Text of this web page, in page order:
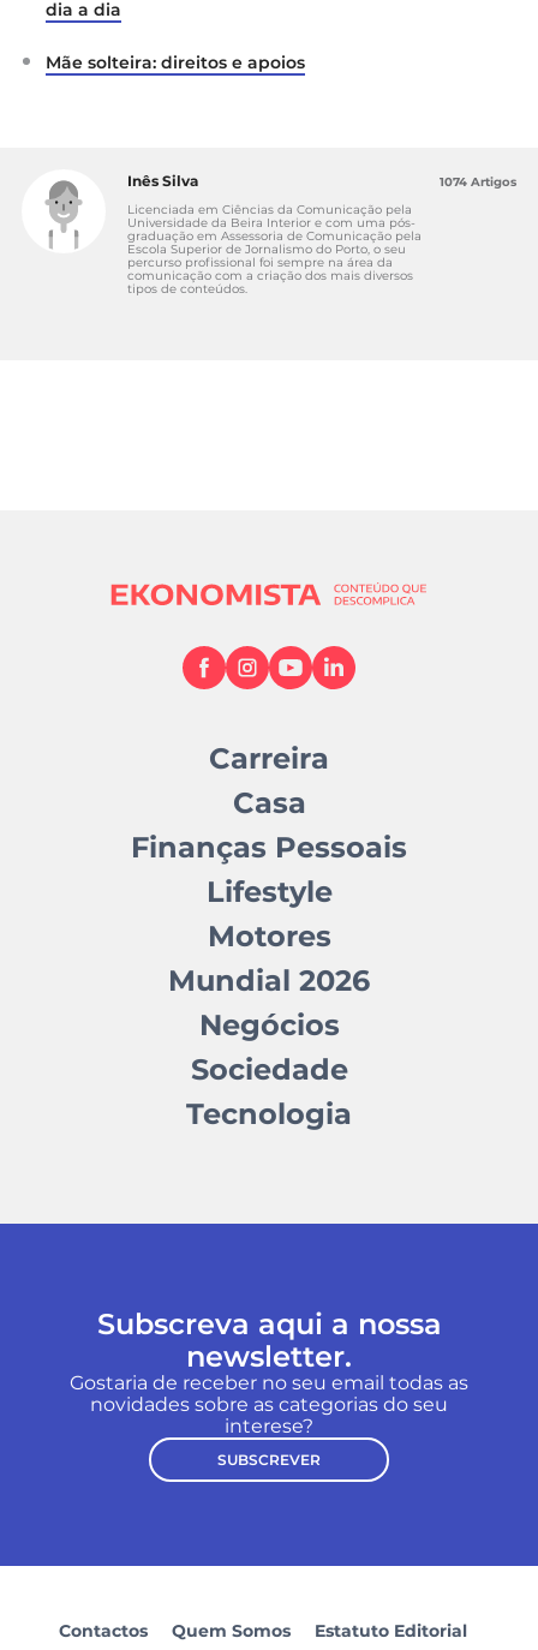
dia a dia
Mãe solteira: direitos e apoios
Inês Silva
Licenciada em Ciências da Comunicação pela
Universidade da Beira Interior e com uma pós-
graduação em Assessoria de Comunicação pela
Escola Superior de Jornalismo do Porto, o seu
percurso profissional foi sempre na área da
comunicação com a criação dos mais diversos
tipos de conteúdos.
1074 Artigos
Carreira
Casa
Finanças Pessoais
Lifestyle
Motores
Mundial 2026
Negócios
Sociedade
Tecnologia
Subscreva aqui a nossa
newsletter.
Gostaria de receber no seu email todas as
novidades sobre as categorias do seu
interese?
SUBSCREVER
Contactos Quem Somos Estatuto Editorial